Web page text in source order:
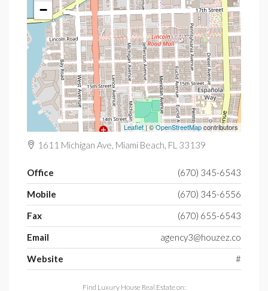
−
Leaflet| ©OpenStreetMapcontributors
1611 Michigan Ave, Miami Beach, FL 33139
Office
(670) 345-6543
Mobile
(670) 345-6556
Fax
(670) 655-6543
Email
agency3@houzez.co
Website
#
Find Luxury House Real Estate on: